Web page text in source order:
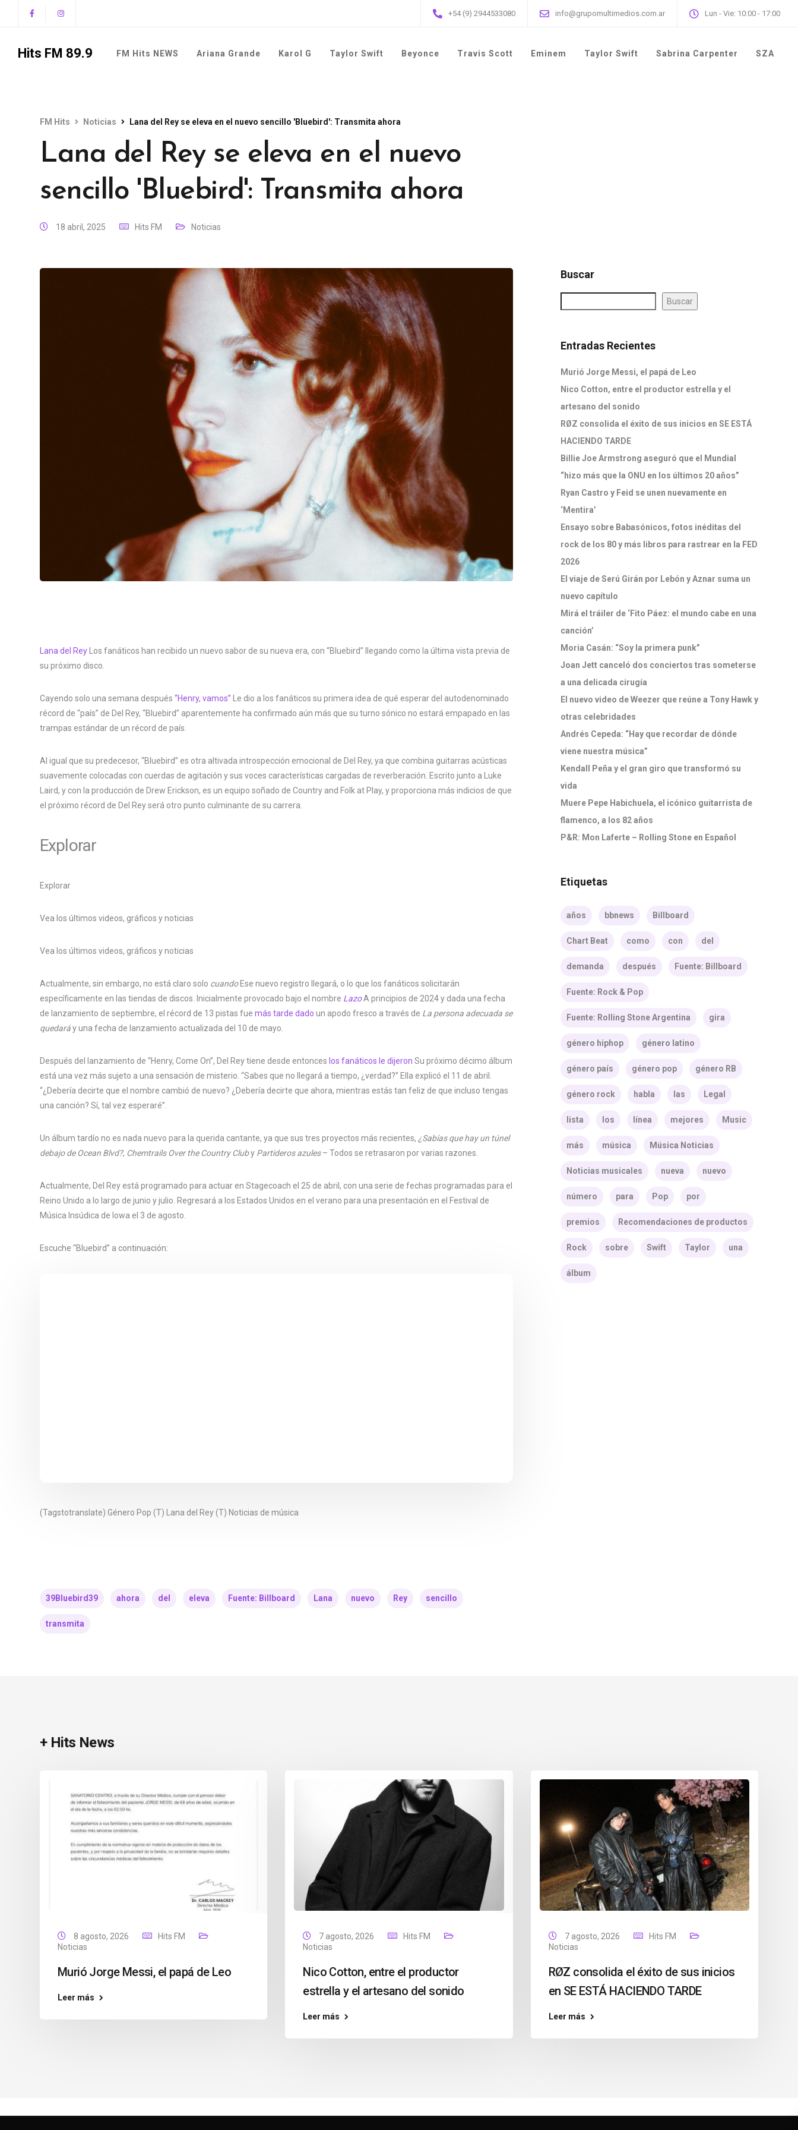
+54 (9) 2944533080 info@grupomultimedios.com.ar Lun - Vie: 10:00 - 17:00
Hits FM 89.9 FM Hits NEWS Ariana Grande Karol G Taylor Swift Beyonce Travis Scott Eminem Taylor Swift Sabrina Carpenter SZA
FM Hits Noticias Lana del Rey se eleva en el nuevo sencillo 'Bluebird': Transmita ahora
Lana del Rey se eleva en el nuevo
sencillo 'Bluebird': Transmita ahora
18 abril, 2025 Hits FM Noticias
Lana del Rey Los fanáticos han recibido un nuevo sabor de su nueva era, con “Bluebird” llegando como la última vista previa de
su próximo disco.
Cayendo solo una semana después “Henry, vamos” Le dio a los fanáticos su primera idea de qué esperar del autodenominado
récord de “país” de Del Rey, “Bluebird” aparentemente ha confirmado aún más que su turno sónico no estará empapado en las
trampas estándar de un récord de país.
Al igual que su predecesor, “Bluebird” es otra altivada introspección emocional de Del Rey, ya que combina guitarras acústicas
suavemente colocadas con cuerdas de agitación y sus voces características cargadas de reverberación. Escrito junto a Luke
Laird, y con la producción de Drew Erickson, es un equipo soñado de Country and Folk at Play, y proporciona más indicios de que
el próximo récord de Del Rey será otro punto culminante de su carrera.
Explorar
Explorar
Vea los últimos videos, gráficos y noticias
Vea los últimos videos, gráficos y noticias
Actualmente, sin embargo, no está claro solo cuandoEse nuevo registro llegará, o lo que los fanáticos solicitarán
específicamente en las tiendas de discos. Inicialmente provocado bajo el nombre LazoA principios de 2024 y dada una fecha
de lanzamiento de septiembre, el récord de 13 pistas fue más tarde dado un apodo fresco a través de La persona adecuada se
quedaráy una fecha de lanzamiento actualizada del 10 de mayo.
Después del lanzamiento de “Henry, Come On”, Del Rey tiene desde entonces los fanáticos le dijeron Su próximo décimo álbum
está una vez más sujeto a una sensación de misterio. “Sabes que no llegará a tiempo, ¿verdad?” Ella explicó el 11 de abril.
“¿Debería decirte que el nombre cambió de nuevo? ¿Debería decirte que ahora, mientras estás tan feliz de que incluso tengas
una canción? Sí, tal vez esperaré”.
Un álbum tardío no es nada nuevo para la querida cantante, ya que sus tres proyectos más recientes, ¿Sabías que hay un túnel
debajo de Ocean Blvd?, Chemtrails Over the Country Cluby Partideros azules– Todos se retrasaron por varias razones.
Actualmente, Del Rey está programado para actuar en Stagecoach el 25 de abril, con una serie de fechas programadas para el
Reino Unido a lo largo de junio y julio. Regresará a los Estados Unidos en el verano para una presentación en el Festival de
Música Insúdica de Iowa el 3 de agosto.
Escuche “Bluebird” a continuación:
(Tagstotranslate) Género Pop (T) Lana del Rey (T) Noticias de música
39Bluebird39 ahora del eleva Fuente: Billboard Lana nuevo Rey sencillo
transmita
Buscar
Buscar
Entradas Recientes
Murió Jorge Messi, el papá de Leo
Nico Cotton, entre el productor estrella y el
artesano del sonido
RØZ consolida el éxito de sus inicios en SE ESTÁ
HACIENDO TARDE
Billie Joe Armstrong aseguró que el Mundial
“hizo más que la ONU en los últimos 20 años”
Ryan Castro y Feid se unen nuevamente en
‘Mentira’
Ensayo sobre Babasónicos, fotos inéditas del
rock de los 80 y más libros para rastrear en la FED
2026
El viaje de Serú Girán por Lebón y Aznar suma un
nuevo capítulo
Mirá el tráiler de ‘Fito Páez: el mundo cabe en una
canción’
Moria Casán: “Soy la primera punk”
Joan Jett canceló dos conciertos tras someterse
a una delicada cirugía
El nuevo video de Weezer que reúne a Tony Hawk y
otras celebridades
Andrés Cepeda: “Hay que recordar de dónde
viene nuestra música”
Kendall Peña y el gran giro que transformó su
vida
Muere Pepe Habichuela, el icónico guitarrista de
flamenco, a los 82 años
P&R: Mon Laferte – Rolling Stone en Español
Etiquetas
años bbnews Billboard
Chart Beat como con del
demanda después Fuente: Billboard
Fuente: Rock & Pop
Fuente: Rolling Stone Argentina gira
género hiphop género latino
género país género pop género RB
género rock habla las Legal
lista los línea mejores Music
más música Música Noticias
Noticias musicales nueva nuevo
número para Pop por
premios Recomendaciones de productos
Rock sobre Swift Taylor una
álbum
+ Hits News
8 agosto, 2026
Hits FM
Noticias
Murió Jorge Messi, el papá de Leo
Leer más
7 agosto, 2026
Hits FM
Noticias
Nico Cotton, entre el productor
estrella y el artesano del sonido
Leer más
7 agosto, 2026
Hits FM
Noticias
RØZ consolida el éxito de sus inicios
en SE ESTÁ HACIENDO TARDE
Leer más